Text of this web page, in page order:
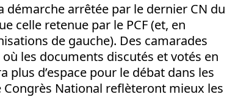
arrêtée par le dernier CN du
celle retenue par le PCF (et, en
de gauche). Des camarades
les documents discutés et votés en
plus d’espace pour le débat dans les
National reflèteront mieux les